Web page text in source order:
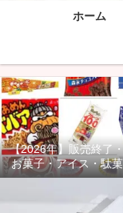
ホーム
【2026年】販売終了
お菓子・アイス・駄
介！